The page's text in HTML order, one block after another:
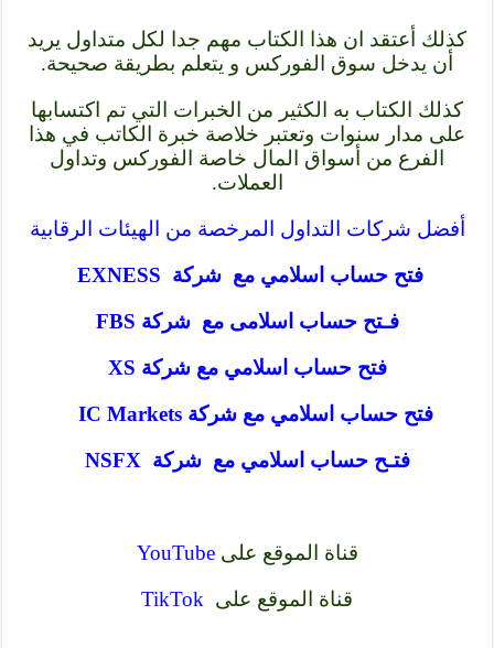
كذلك أعتقد ان ھذا الكتاب مھم جدا لكل متداول یرید
أن یدخل سوق الفوركس و یتعلم بطریقة صحیحة.
كذلك الكتاب به الكثير من الخبرات التي تم اكتسابھا
على مدار سنوات وتعتبر خلاصة خبرة الكاتب في ھذا
الفرع من أسواق المال خاصة الفوركس وتداول
العملات.
أفضل شركات التداول المرخصة من الهيئات الرقابية
فتح حساب اسلامي مع شركة EXNESS
فـتح حساب اسلامى مع شركة FBS
فتح حساب اسلامي مع شركة XS
فتح حساب اسلامي مع شركة IC Markets
فتـح حساب اسلامي مع شركة NSFX
قناة الموقع علىYouTube
قناة الموقع على TikTok